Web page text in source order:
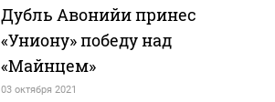
Дубль Авонийи принес
«Униону» победу над
«Майнцем»
03 октября 2021